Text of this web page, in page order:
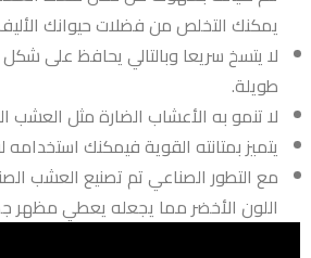
يمكنك التخلص من فضلات حيوانك
لا يتسخ سريعا وبالتالي يحافظ على شكل
طويلة.
لا تنمو به الأعشاب الضارة مثل العشب
يتميز بمتانته القوية فيمكنك استخدامه
مع التطور الصناعي تم تصنيع العشب
اللون الأخضر مما يجعله يعطي مظهر